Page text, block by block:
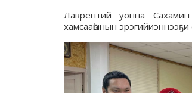
Лаврентий уонна
хамсааһынын